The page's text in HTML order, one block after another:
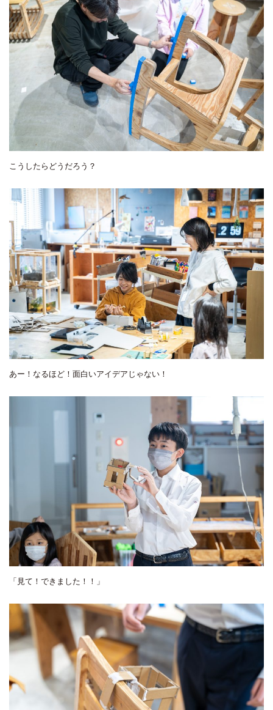
こうしたらどうだろう？
あー！なるほど！面白いアイデアじゃない！
「見て！できました！！」